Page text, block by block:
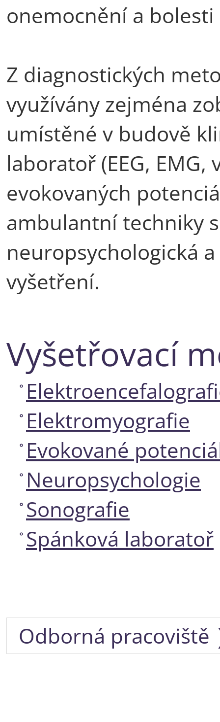
onemocnění a bolesti
Z diagnostických
využívány zejména
umístěné v budově
laboratoř (EEG,
evokovaných
ambulantní techniky
neuropsychologická
vyšetření.
Vyšetřovací
Elektromyografie
Evokované
Neuropsychologie
Sonografie
Spánková laboratoř
Odborná pracoviště